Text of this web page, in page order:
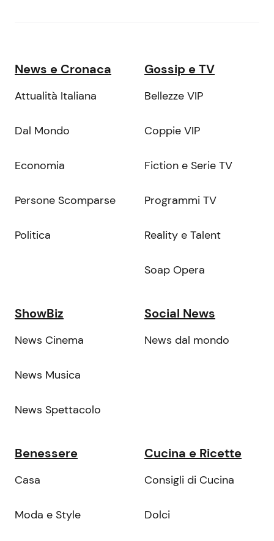
News e Cronaca
Attualità Italiana
Dal Mondo
Economia
Persone Scomparse
Politica
Gossip e TV
Bellezze VIP
Coppie VIP
Fiction e Serie TV
Programmi TV
Reality e Talent
Soap Opera
ShowBiz
News Cinema
News Musica
News Spettacolo
Social News
News dal mondo
Benessere
Casa
Moda e Style
Cucina e Ricette
Consigli di Cucina
Dolci